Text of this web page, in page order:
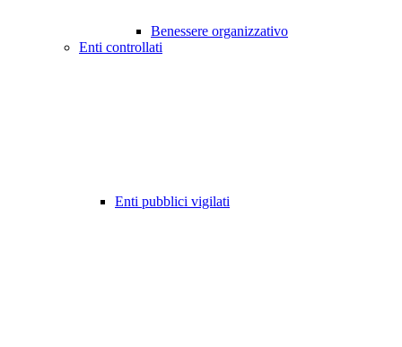
Benessere organizzativo
Enti controllati
Enti pubblici vigilati